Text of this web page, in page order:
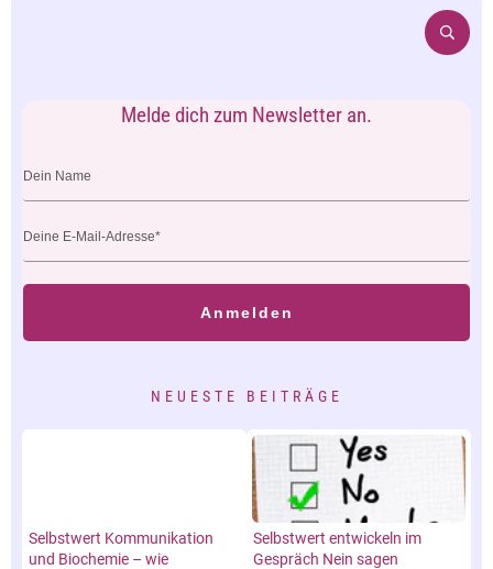
Melde dich zum Newsletter an.
Anmelden
NEUESTE BEITRÄGE
Selbstwert Kommunikation
und Biochemie – wie
Selbstwert entwickeln im
Gespräch Nein sagen